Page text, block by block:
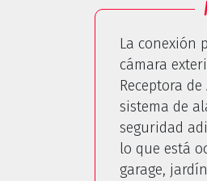
La conexión
cámara
Receptora
sistema de
seguridad
lo que está
garage,